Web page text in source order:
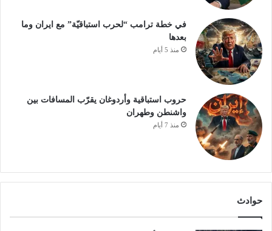
في خطة ترامب “لحرب استباقيّة” مع ايران وما
بعدها
منذ 5 أيام
حروب استباقية وأردوغان يقرّب المسافات بين
واشنطن وطهران
منذ 7 أيام
حوادث